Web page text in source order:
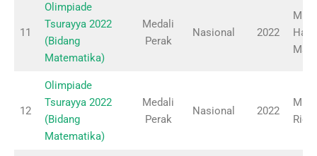
11
Olimpiade
Tsurayya 2022
(Bidang
Matematika)
Medali
Perak
Nasional 2022
12
Olimpiade
Tsurayya 2022
(Bidang
Matematika)
Medali
Perak
Nasional 2022